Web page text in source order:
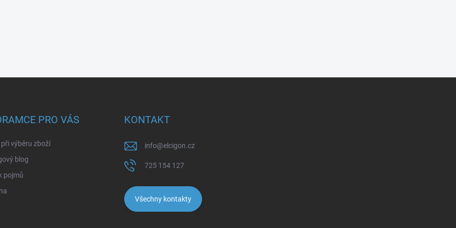
PRO VÁS
při výběru zboží
blog
pojmů
KONTAKT
info@elcigon.cz
725 154 127
Všechny kontakty